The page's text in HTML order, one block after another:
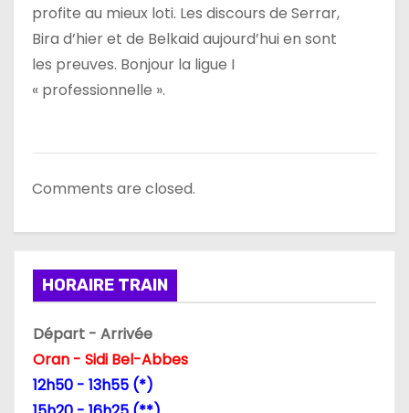
profite au mieux loti. Les discours de Serrar,
Bira d’hier et de Belkaid aujourd’hui en sont
les preuves. Bonjour la ligue I
« professionnelle ».
Comments are closed.
HORAIRE TRAIN
Départ - Arrivée
Oran - Sidi Bel-Abbes
12h50 - 13h55 (*)